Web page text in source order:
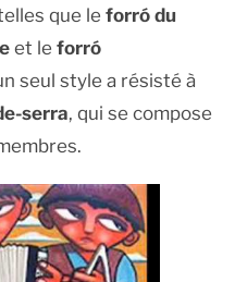
que le forró du
et le forró
seul style a résisté à
serra, qui se compose